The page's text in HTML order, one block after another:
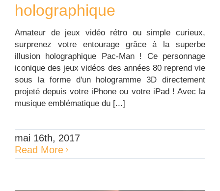
holographique
Amateur de jeux vidéo rétro ou simple curieux,
surprenez votre entourage grâce à la superbe
illusion holographique Pac-Man ! Ce personnage
iconique des jeux vidéos des années 80 reprend vie
sous la forme d'un hologramme 3D directement
projeté depuis votre iPhone ou votre iPad ! Avec la
musique emblématique du [...]
mai 16th, 2017
Read More